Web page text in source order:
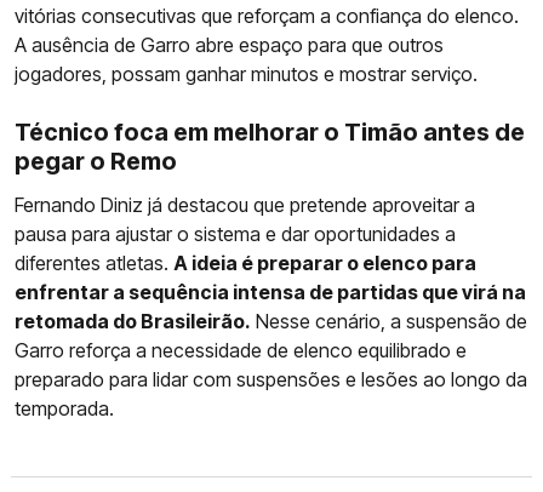
vitórias consecutivas que reforçam a confiança do elenco.
A ausência de Garro abre espaço para que outros
jogadores, possam ganhar minutos e mostrar serviço.
Técnico foca em melhorar o Timão antes de
pegar o Remo
Fernando Diniz já destacou que pretende aproveitar a
pausa para ajustar o sistema e dar oportunidades a
diferentes atletas. A ideia é preparar o elenco para
enfrentar a sequência intensa de partidas que virá na
retomada do Brasileirão. Nesse cenário, a suspensão de
Garro reforça a necessidade de elenco equilibrado e
preparado para lidar com suspensões e lesões ao longo da
temporada.